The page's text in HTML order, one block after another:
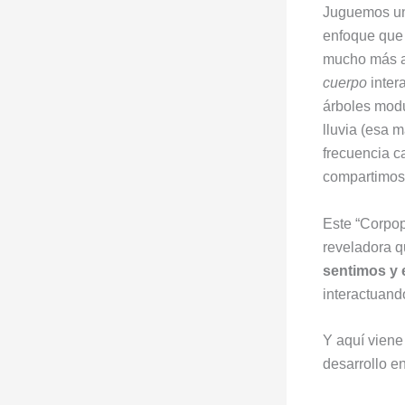
Juguemos
enfoque
mucho más
cuerpo
árboles
lluvia (esa
frecuencia
Este
reveladora
sentimos y
Y aquí
desarrollo